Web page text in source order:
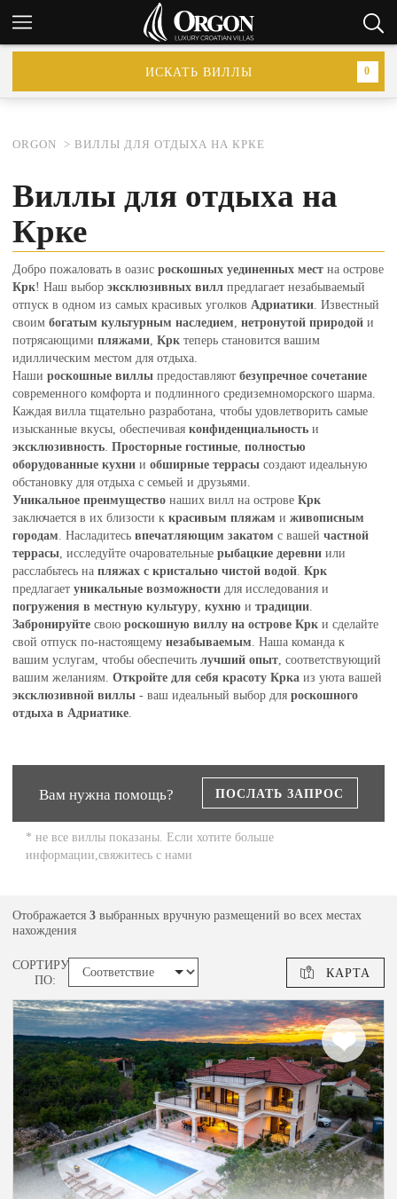
ИСКАТЬ ВИЛЛЫ 0
ORGON ВИЛЛЫ ДЛЯ ОТДЫХА НА КРКЕ
Виллы для отдыха на
Крке
Добро пожаловать в оазисроскошных уединенных мест на острове
Крк! Наш выборэксклюзивных вилл предлагает незабываемый
отпуск в одном из самых красивых уголковАдриатики. Известный
своимбогатым культурным наследием,нетронутой природой и
потрясающимипляжами,Крк теперь становится вашим
идиллическим местом для отдыха.
Нашироскошные виллы предоставляютбезупречное сочетание
современного комфорта и подлинного средиземноморского шарма.
Каждая вилла тщательно разработана, чтобы удовлетворить самые
изысканные вкусы, обеспечиваяконфиденциальность и
эксклюзивность.Просторные гостиные,полностью
оборудованные кухни иобширные террасы создают идеальную
обстановку для отдыха с семьей и друзьями.
Уникальное преимущество наших вилл на островеКрк
заключается в их близости ккрасивым пляжам иживописным
городам. Насладитесьвпечатляющим закатом с вашейчастной
террасы, исследуйте очаровательныерыбацкие деревни или
расслабьтесь напляжах с кристально чистой водой.Крк
предлагаетуникальные возможности для исследования и
погружения в местную культуру,кухню итрадиции.
Забронируйте своюроскошную виллу на острове Крк и сделайте
свой отпуск по-настоящемунезабываемым. Наша команда к
вашим услугам, чтобы обеспечитьлучший опыт, соответствующий
вашим желаниям.Откройте для себя красоту Крка из уюта вашей
эксклюзивной виллы - ваш идеальный выбор дляроскошного
отдыха в Адриатике.
Вам нужна помощь? ПОСЛАТЬ ЗАПРОС
* не все виллы показаны. Если хотите больше
информации,свяжитесь с нами
Отображается3 выбранных вручную размещений во всех местах
нахождения
СОРТИРУЙ
ПО:
КАРТА